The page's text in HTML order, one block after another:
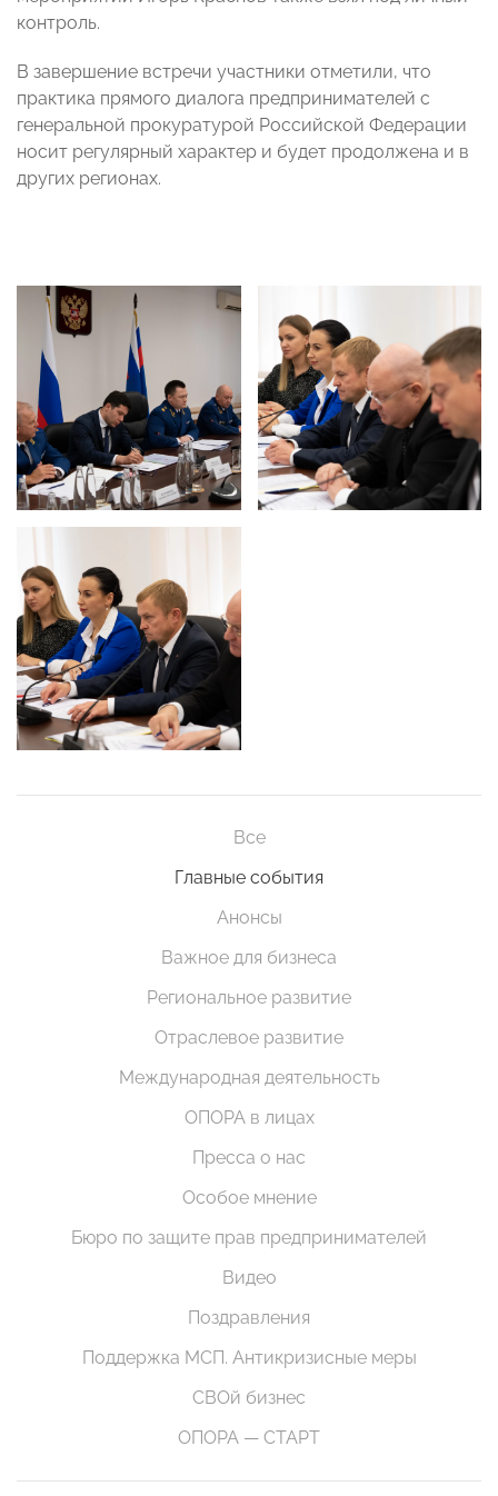
контроль.
В завершение встречи участники отметили, что
практика прямого диалога предпринимателей с
генеральной прокуратурой Российской Федерации
носит регулярный характер и будет продолжена и в
других регионах.
Все
Главные события
Анонсы
Важное для бизнеса
Региональное развитие
Отраслевое развитие
Международная деятельность
ОПОРА в лицах
Пресса о нас
Особое мнение
Бюро по защите прав предпринимателей
Видео
Поздравления
Поддержка МСП. Антикризисные меры
СВОй бизнес
ОПОРА — СТАРТ